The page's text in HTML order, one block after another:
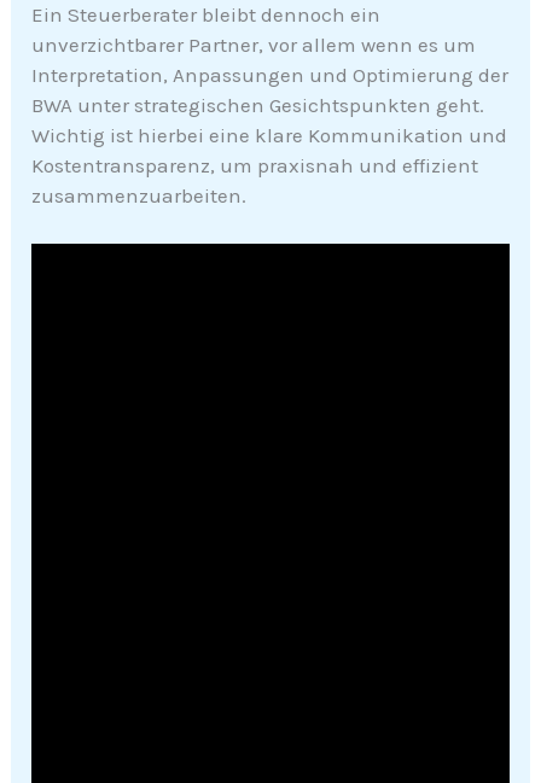
Ein Steuerberater bleibt dennoch ein
unverzichtbarer Partner, vor allem wenn es um
Interpretation, Anpassungen und Optimierung der
BWA unter strategischen Gesichtspunkten geht.
Wichtig ist hierbei eine klare Kommunikation und
Kostentransparenz, um praxisnah und effizient
zusammenzuarbeiten.